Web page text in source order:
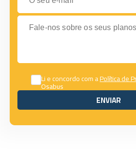
Fale-nos sobre os seus planos
Li e concordo com aPolítica de
Osabus
ENVIAR
ENVIAR